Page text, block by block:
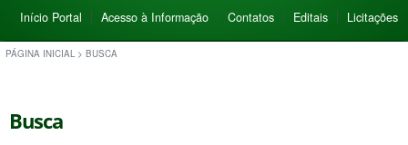
Início Portal Acesso à Informação Contatos Editais Licitações
PÁGINA INICIAL > BUSCA
Busca